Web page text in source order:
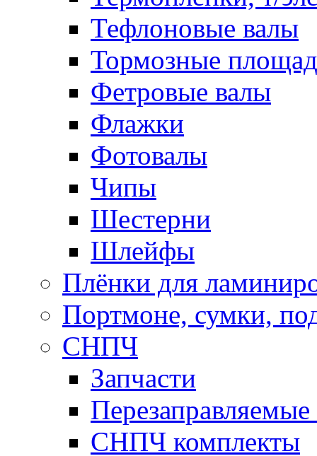
Тефлоновые валы
Тормозные
Фетровые валы
Флажки
Фотовалы
Чипы
Шестерни
Шлейфы
Плёнки для
Портмоне, сумки,
СНПЧ
Запчасти
Перезаправляемые
СНПЧ комплекты